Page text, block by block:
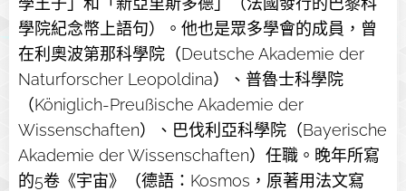
學院紀念幣上語句）。他也是眾多學會的成員，曾
在利奧波第那科學院（Deutsche Akademie der
Naturforscher Leopoldina）、普魯士科學院
（Königlich-Preußische Akademie der
Wissenschaften）、巴伐利亞科學院（Bayerische
Akademie der Wissenschaften）任職。晚年所寫
的5卷《宇宙》（德語：Kosmos，原著用法文寫